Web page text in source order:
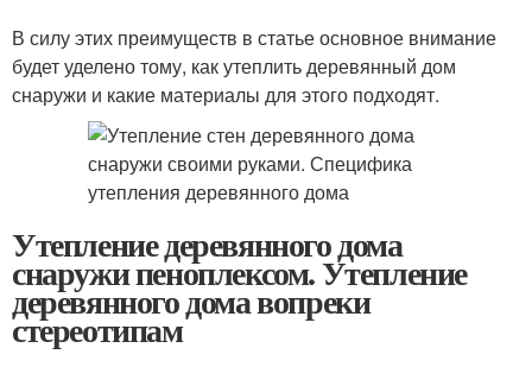
В силу этих преимуществ в статье основное внимание
будет уделено тому, как утеплить деревянный дом
снаружи и какие материалы для этого подходят.
Утепление деревянного дома
снаружи пеноплексом. Утепление
деревянного дома вопреки
стереотипам